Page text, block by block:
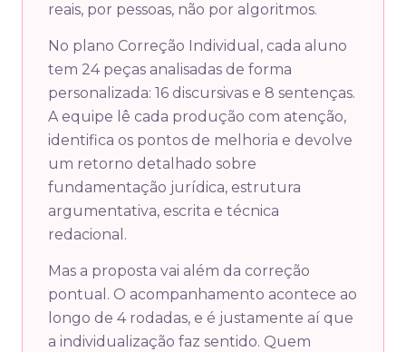
reais, por pessoas, não por algoritmos.
No plano Correção Individual, cada aluno
tem 24 peças analisadas de forma
personalizada: 16 discursivas e 8 sentenças.
A equipe lê cada produção com atenção,
identifica os pontos de melhoria e devolve
um retorno detalhado sobre
fundamentação jurídica, estrutura
argumentativa, escrita e técnica
redacional.
Mas a proposta vai além da correção
pontual. O acompanhamento acontece ao
longo de 4 rodadas, e é justamente aí que
a individualização faz sentido. Quem